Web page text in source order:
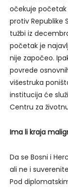
očekuje početak
protiv Republike
tužbi iz
početak je
nije započeo.
povrede
višestruka
institucija će
Centru za
Ima li kraja
Da se Bosni i
ali ne i
Pod